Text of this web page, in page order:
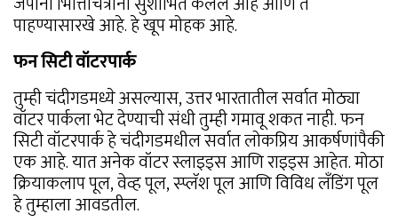
पाहण्यासारखे आहे. हे खूप मोहक आहे.
फन सिटी वॉटरपार्क
तुम्ही चंदीगडमध्ये असल्यास, उत्तर भारतातील सर्वात मोठ्या
वॉटर पार्कला भेट देण्याची संधी तुम्ही गमावू शकत नाही. फन
सिटी वॉटरपार्क हे चंदीगडमधील सर्वात लोकप्रिय आकर्षणांपैकी
एक आहे. यात अनेक वॉटर स्लाइड्स आणि राइड्स आहेत. मोठा
क्रियाकलाप पूल, वेव्ह पूल, स्प्लॅश पूल आणि विविध लँडिंग पूल
हे तुम्हाला आवडतील.